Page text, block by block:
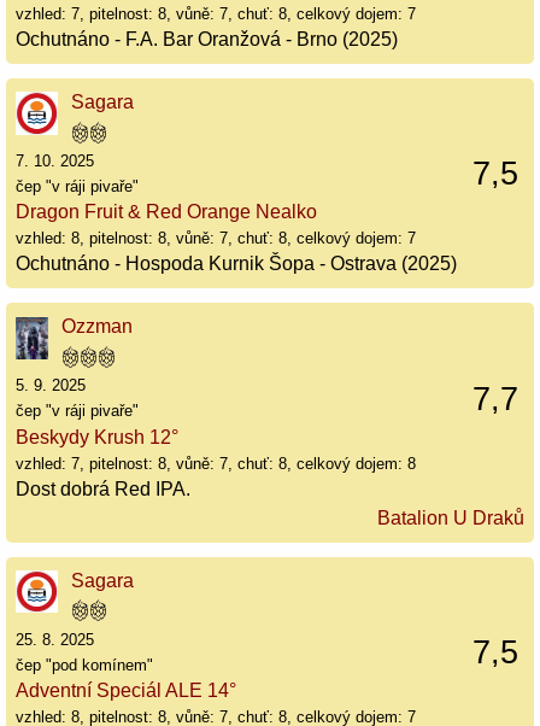
vzhled: 7, pitelnost: 8, vůně: 7, chuť: 8, celkový dojem: 7
Ochutnáno - F.A. Bar Oranžová - Brno (2025)
Sagara
7,5
7. 10. 2025
čep "v ráji pivaře"
Dragon Fruit & Red Orange Nealko
vzhled: 8, pitelnost: 8, vůně: 7, chuť: 8, celkový dojem: 7
Ochutnáno - Hospoda Kurnik Šopa - Ostrava (2025)
Ozzman
7,7
5. 9. 2025
čep "v ráji pivaře"
Beskydy Krush 12°
vzhled: 7, pitelnost: 8, vůně: 7, chuť: 8, celkový dojem: 8
Dost dobrá Red IPA.
Batalion U Draků
Sagara
7,5
25. 8. 2025
čep "pod komínem"
Adventní Speciál ALE 14°
vzhled: 8, pitelnost: 8, vůně: 7, chuť: 8, celkový dojem: 7